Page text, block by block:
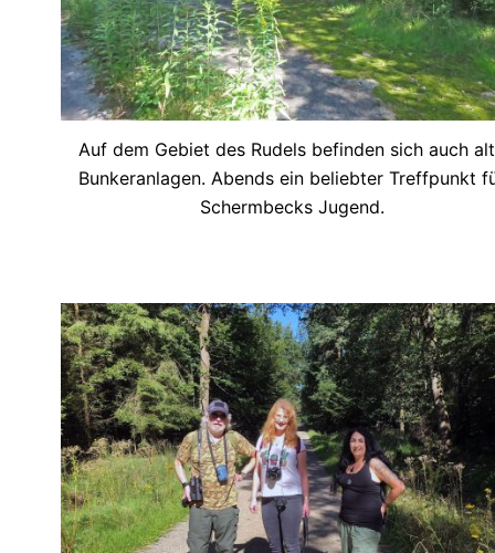
Auf dem Gebiet des Rudels befinden sich auch
Bunkeranlagen. Abends ein beliebter Treffpunkt
Schermbecks Jugend.